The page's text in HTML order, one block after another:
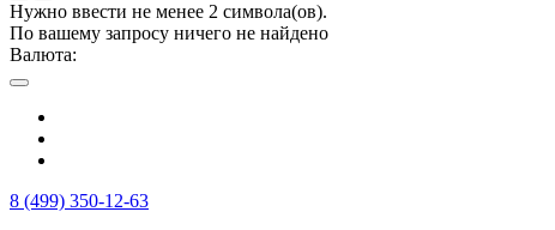
Нужно ввести не менее 2 символа(ов).
По вашему запросу ничего не найдено
Валюта:
8 (499) 350-12-63